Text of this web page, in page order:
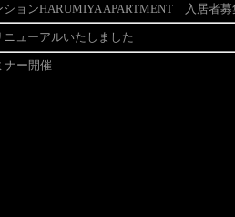
ョンHARUMIYA APARTMENT 入居者募
ューアルいたしました
ナー開催